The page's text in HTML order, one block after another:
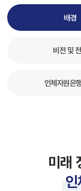
배경
비전 및
인체자원은
미래